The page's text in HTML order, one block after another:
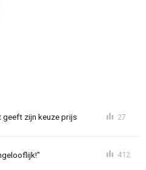
geeft zijn keuze prijs 27
412